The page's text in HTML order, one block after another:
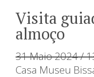
Visita
almoço
31 Maio 2024 /
Casa Museu